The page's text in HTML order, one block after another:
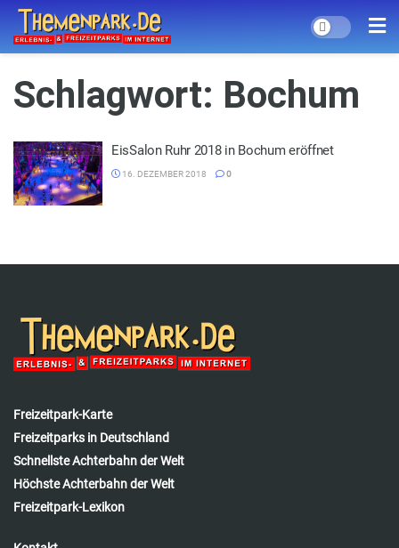
Schlagwort: Bochum
EisSalon Ruhr 2018 in Bochum eröffnet
16. DEZEMBER 2018 0
Freizeitpark-Karte
Freizeitparks in Deutschland
Schnellste Achterbahn der Welt
Höchste Achterbahn der Welt
Freizeitpark-Lexikon